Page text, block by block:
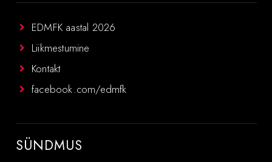
EDMFK aastal 2026
Liikmestumine
Kontakt
facebook.com/edmfk
SÜNDMUS